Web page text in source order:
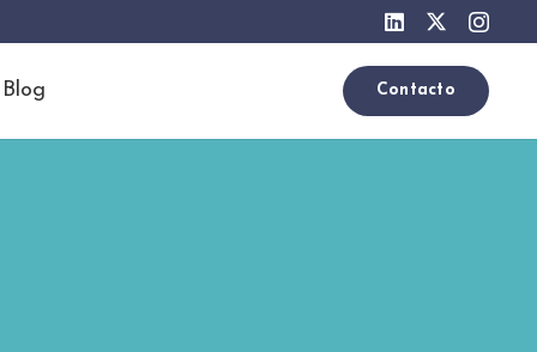
Blog Contacto